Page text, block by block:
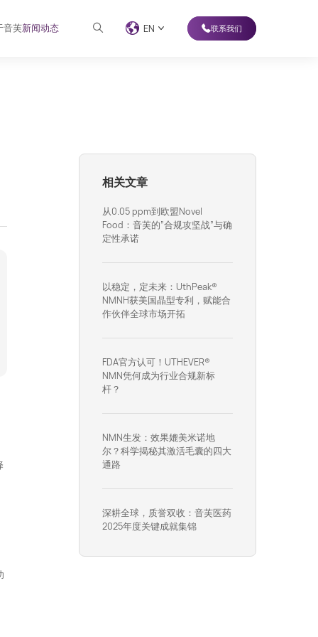
音芙新闻动态 EN 联系我们
相关文章
从0.05 ppm到欧盟Novel
Food：音芙的”合规攻坚战”与确
定性承诺
以稳定，定未来：UthPeak®
NMNH获美国晶型专利，赋能合
作伙伴全球市场开拓
FDA官方认可！UTHEVER®
NMN凭何成为行业合规新标
杆？
NMN生发：效果媲美米诺地
尔？科学揭秘其激活毛囊的四大
通路
深耕全球，质誉双收：音芙医药
2025年度关键成就集锦